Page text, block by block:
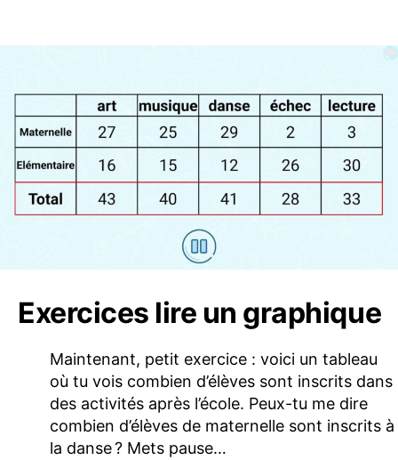
Exercices lire un graphique
Maintenant, petit exercice : voici un tableau
où tu vois combien d’élèves sont inscrits dans
des activités après l’école. Peux-tu me dire
combien d’élèves de maternelle sont inscrits à
la danse ? Mets pause…